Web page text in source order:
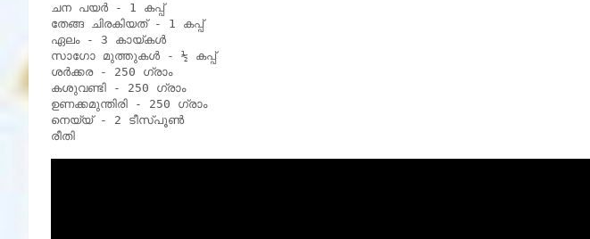
ചന പയർ - 1 കപ്പ്
തേങ്ങ ചിരകിയത് - 1 കപ്പ്
ഏലം - 3 കായ്കൾ
സാഗോ മുത്തുകൾ - ½ കപ്പ്
ശർക്കര - 250 ഗ്രാം
കശുവണ്ടി - 250 ഗ്രാം
ഉണക്കമുന്തിരി - 250 ഗ്രാം
നെയ്യ് - 2 ടീസ്പൂൺ
രീതി